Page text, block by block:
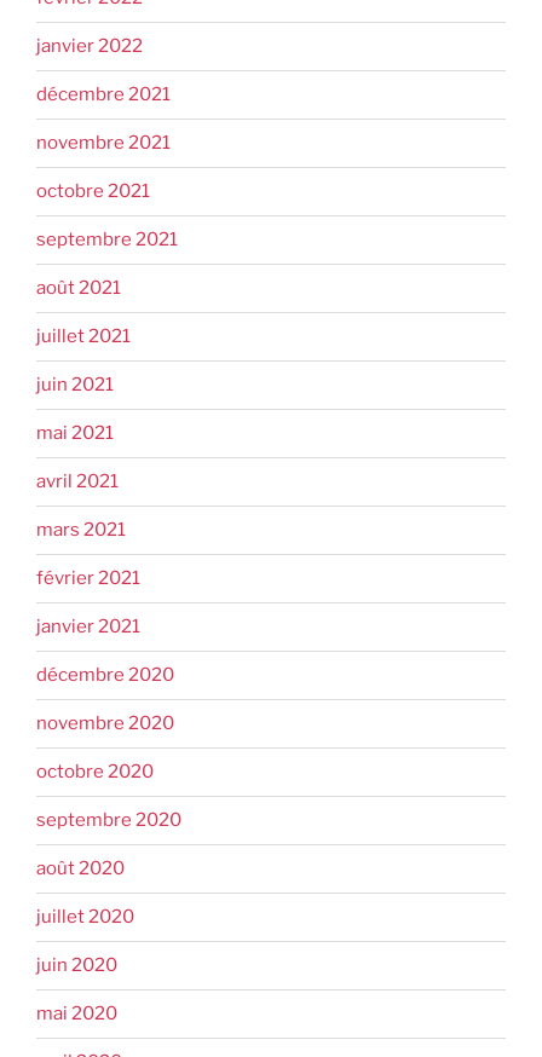
janvier 2022
décembre 2021
novembre 2021
octobre 2021
septembre 2021
août 2021
juillet 2021
juin 2021
mai 2021
avril 2021
mars 2021
février 2021
janvier 2021
décembre 2020
novembre 2020
octobre 2020
septembre 2020
août 2020
juillet 2020
juin 2020
mai 2020